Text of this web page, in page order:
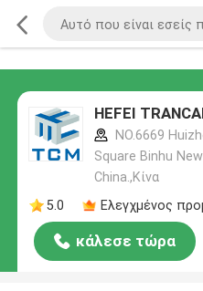
HEFEI
NO.6669
Square Binhu
China.,Κίνα
5.0
Ελεγχμένος
κάλεσε τώρα